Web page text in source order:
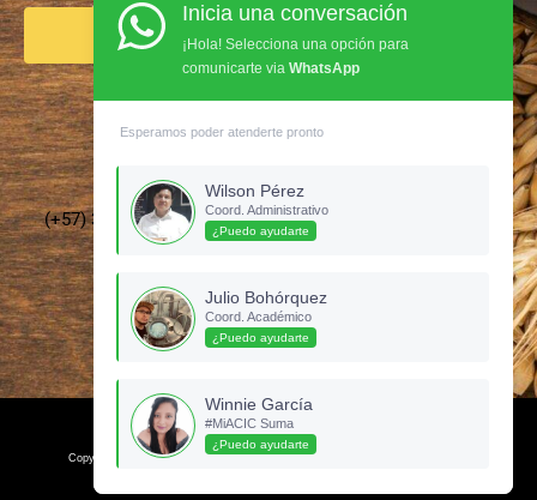
Enviar
Síguenos en Instagram
(+57) 3135437210 –cervecerosdecolombia@gmail.com
Copyright © 2024. Esta Página fue diseñada por Ceoclick, una marca Prodinser.
Inicia una conversación
¡Hola! Selecciona una opción para
comunicarte via WhatsApp
Esperamos poder atenderte pronto
Wilson Pérez
Coord. Administrativo
¿Puedo ayudarte
Julio Bohórquez
Coord. Académico
¿Puedo ayudarte
Winnie García
#MiACIC Suma
¿Puedo ayudarte